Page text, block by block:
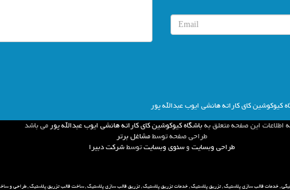
کیوکوشین کای کاراته هانشی ایوب عبدالله پور
اطلاعات اين صفحه متعلق بهباشگاه کیوکوشین کای کاراته هانشی ایوب عبدالله پورمي باشد
طراحي صفحه توسطمشاغل برتر
طراحی وبسایت وسئوی وبسایتتوسطشركت دبيرا
,خدمات قالب سازی پلاستیک,تزریق پلاستیک,خدمات تزریق پلاستیک,تزریق قالب سازی پلاستیک,ساخت قالب تزریق پلاستیک,طراحی و